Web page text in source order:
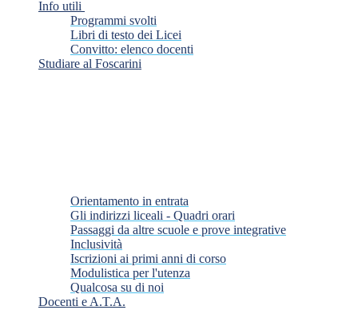
Info utili
Programmi svolti
Libri di testo dei Licei
Convitto: elenco docenti
Studiare al Foscarini
Orientamento in entrata
Gli indirizzi liceali - Quadri orari
Passaggi da altre scuole e prove integrative
Inclusività
Iscrizioni ai primi anni di corso
Modulistica per l'utenza
Qualcosa su di noi
Docenti e A.T.A.